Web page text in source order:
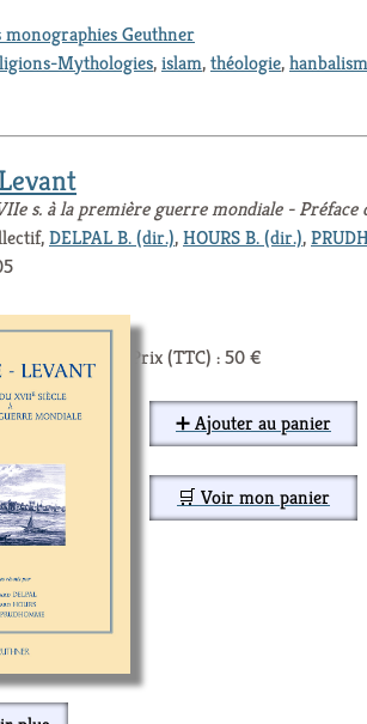
Geuthner
Mythologies,islam,théologie,
s. à la première guerre mondiale - Préface
DELPAL B. (dir.),HOURS B. (dir.),
Prix (TTC) : 50 €
➕ Ajouter au panier
🛒 Voir mon panier